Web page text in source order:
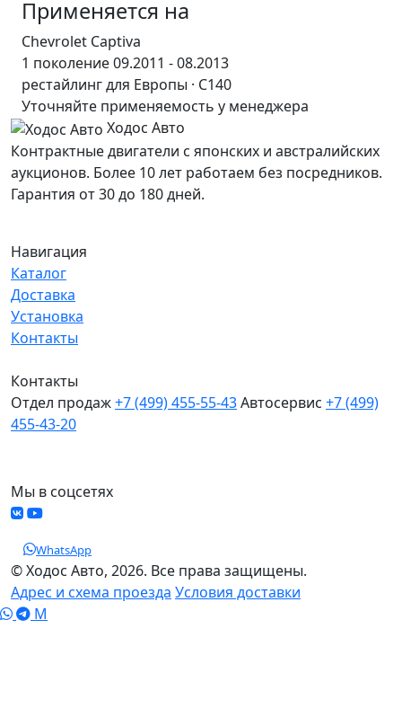
Применяется на
Chevrolet Captiva
1 поколение 09.2011 - 08.2013
рестайлинг для Европы · C140
Уточняйте применяемость у менеджера
Ходос Авто
Контрактные двигатели с японских и австралийских
аукционов. Более 10 лет работаем без посредников.
Гарантия от 30 до 180 дней.
Навигация
Каталог
Доставка
Установка
Контакты
Контакты
Отдел продаж+7 (499) 455-55-43Автосервис +7 (499)
455-43-20
Мы в соцсетях
WhatsApp
© Ходос Авто, 2026. Все права защищены.
Адрес и схема проезда Условия доставки
M